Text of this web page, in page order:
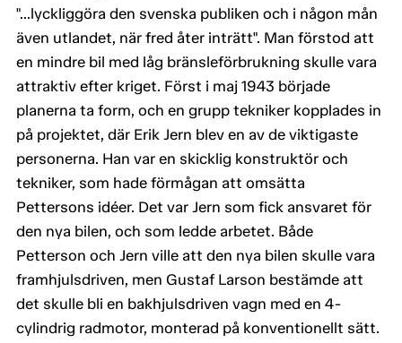
"...lyckliggöra den svenska publiken och i någon mån
även utlandet, när fred åter inträtt". Man förstod att
en mindre bil med låg bränsleförbrukning skulle vara
attraktiv efter kriget. Först i maj 1943 började
planerna ta form, och en grupp tekniker kopplades in
på projektet, där Erik Jern blev en av de viktigaste
personerna. Han var en skicklig konstruktör och
tekniker, som hade förmågan att omsätta
Pettersons idéer. Det var Jern som fick ansvaret för
den nya bilen, och som ledde arbetet. Både
Petterson och Jern ville att den nya bilen skulle vara
framhjulsdriven, men Gustaf Larson bestämde att
det skulle bli en bakhjulsdriven vagn med en 4-
cylindrig radmotor, monterad på konventionellt sätt.